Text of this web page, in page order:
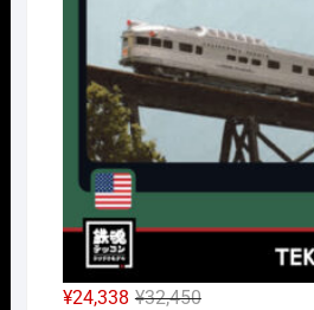
で
し
た。
¥32,175
で
す。
¥32,450元
¥24,338
現